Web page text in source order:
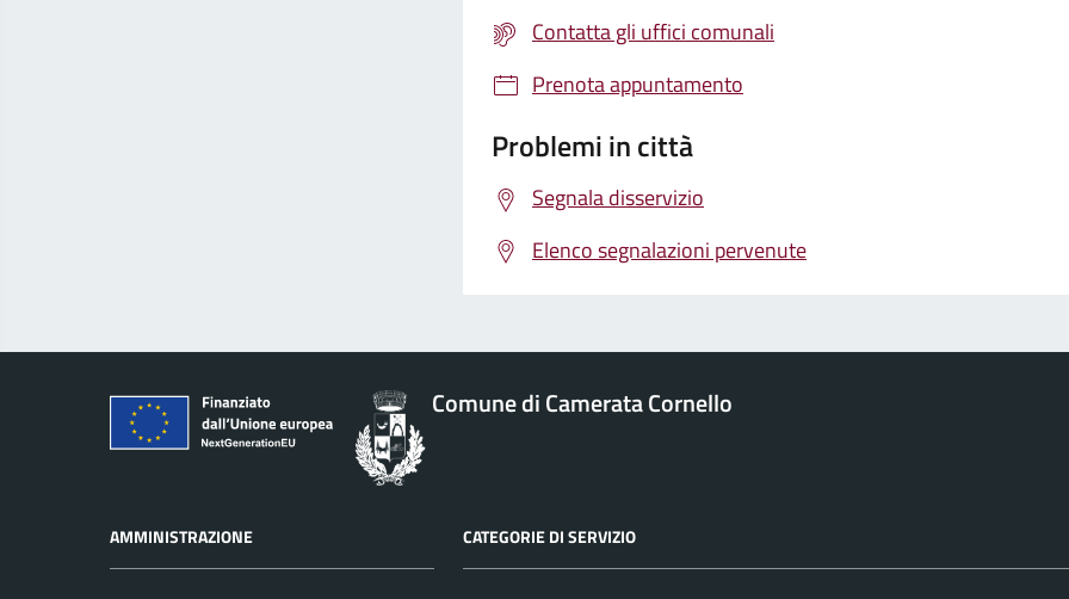
Contatta gli uffici comunali
Prenota appuntamento
Problemi in città
Segnala disservizio
Elenco segnalazioni pervenute
Comune di Camerata Cornello
AMMINISTRAZIONE CATEGORIE DI SERVIZIO